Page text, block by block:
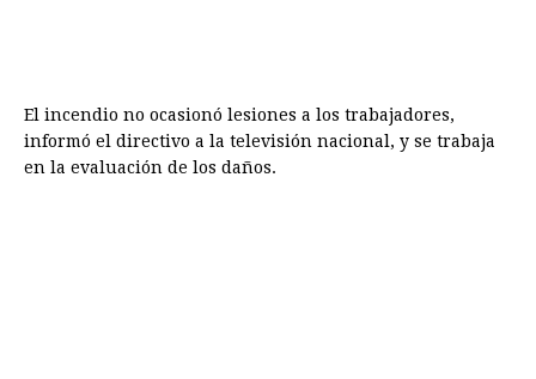
El incendio no ocasionó lesiones a los trabajadores,
informó el directivo a la televisión nacional, y se trabaja
en la evaluación de los daños.